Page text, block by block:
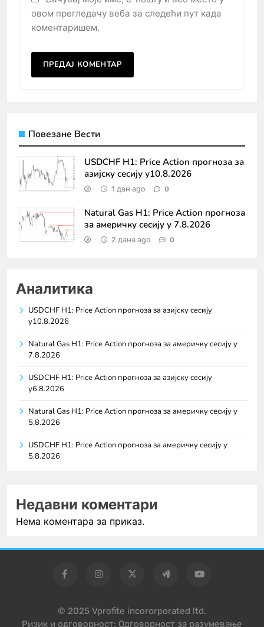
овом прегледачу веба за следећи пут када
коментаришем.
Повезане Вести
USDCHF H1: Price Action прогноза за
азијску сесију у10.8.2026
1 дан ago 0
Natural Gas H1: Price Action прогноза
за америчку сесију у 7.8.2026
2 дана ago 0
Аналитика
USDCHF H1: Price Action прогноза за азијску сесију
у10.8.2026
Natural Gas H1: Price Action прогноза за америчку сесију у
7.8.2026
USDCHF H1: Price Action прогноза за азијску сесију
у6.8.2026
Natural Gas H1: Price Action прогноза за америчку сесију у
5.8.2026
USDCHF H1: Price Action прогноза за америчку сесију у
5.8.2026
Недавни коментари
Нема коментара за приказ.
© 2025 Vprofite incororporated ltd.
Ризик и одговорност: Одговорност за разумевање